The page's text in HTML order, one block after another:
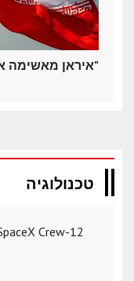
איראן מאשימה את ארה"ב ב"פיראטיות"
טכנולוגיה